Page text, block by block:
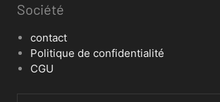
Société
contact
Politique de confidentialité
CGU